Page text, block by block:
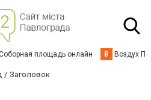
площадь онлайн В Воздух
Заголовок